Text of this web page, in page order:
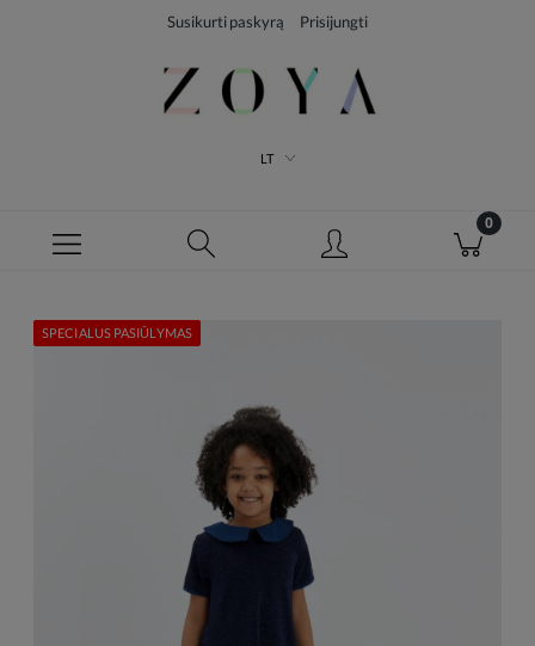
Susikurti paskyrą Prisijungti
LT
SPECIALUS PASIŪLYMAS